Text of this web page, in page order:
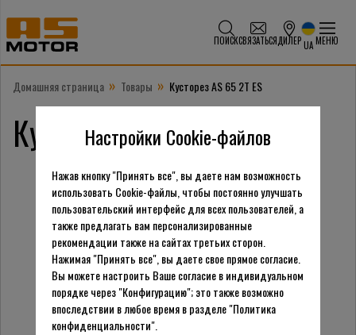
ПОИСКСВЯЗАТЬСЯДИЛЕР UA МЕНЮ
Домашняя страница » Товары » Кусторез AS 65 2T ES
Кусторез AS 65 2T ES
Настройки Cookie-файлов
Нажав кнопку "Принять все", вы даете нам возможность
использовать Cookie-файлы, чтобы постоянно улучшать
пользовательский интерфейс для всех пользователей, а
также предлагать вам персонализированные
рекомендации также на сайтах третьих сторон.
Нажимая "Принять все", вы даете свое прямое согласие.
Вы можете настроить Ваше согласие в индивидуальном
порядке через "Конфигурацию"; это также возможно
впоследствии в любое время в разделе "Политика
конфиденциальности".